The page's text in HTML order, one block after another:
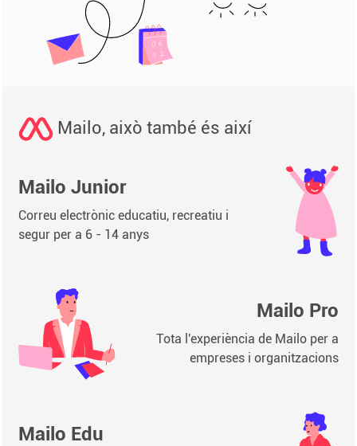
Mailo, això també és així
Mailo Junior
Correu electrònic educatiu, recreatiu i
segur per a 6 - 14 anys
Mailo Pro
Tota l'experiència de Mailo per a
empreses i organitzacions
Mailo Edu